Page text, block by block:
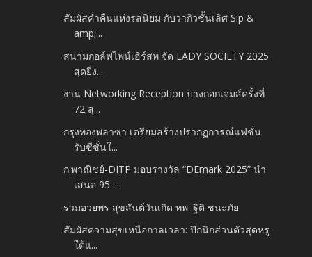
สัมผัสค่ำคืนแห่งรสนิยม กับวากิวชั้นเลิศ Sip &
amp;...
สนามกอล์ฟไพน์เฮิร์สท จัด LADY SOCIETY 2025
สุดยิ่ง...
งาน Networking Reception บางกอกเจมส์ครั้งที่
72 สุ...
กรุงทองพลาซา เตรียมสร้างปรากฏการณ์แฟชั่น
รับซีซั่นใ...
ก.พาณิชย์-DITP มอบรางวัล “DEmark 2025” นำ
เสนอ 95 ...
ร่วมอวยพร สุขสันต์วันเกิด ทพ. ฐิติ ชนะภัย
สัมผัสความสุขเหนือกาลเวลา: ปิกนิกส่วนตัวสุดหรู
ใต้แ...